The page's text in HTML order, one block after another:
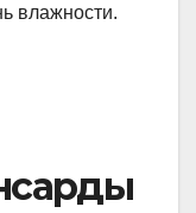
влажности.